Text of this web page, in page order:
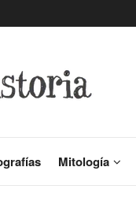
Mitología